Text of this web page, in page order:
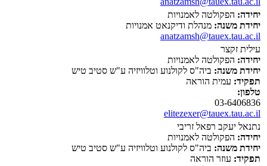
יחידה: הפקולטה לאמנויות
יחידת משנה: מנהלת ודיקנאט אמנויות
anatzamsh@tauex.tau.ac.il
עילית זקצר
יחידה: הפקולטה לאמנויות
יחידת משנה: ביה"ס לקולנוע וטלוויזיה ע"ש סטיב טיש
תפקיד: עמית הוראה
טלפון:
03-6406836
elitezexer@tauex.tau.ac.il
נתנאל יעקב רפאל זריבי
יחידה: הפקולטה לאמנויות
יחידת משנה: ביה"ס לקולנוע וטלוויזיה ע"ש סטיב טיש
תפקיד: עוזר הוראה